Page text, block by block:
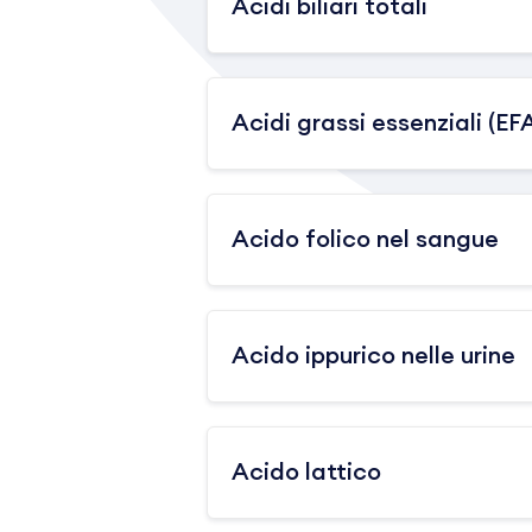
Acidi biliari totali
Acidi grassi essenziali
Acido folico nel sangue
Acido ippurico nelle urine
Acido lattico